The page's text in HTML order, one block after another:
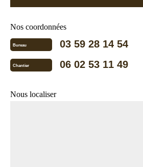
Nos coordonnées
Bureau 03 59 28 14 54
Chantier 06 02 53 11 49
Nous localiser